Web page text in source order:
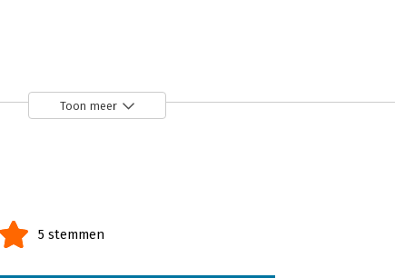
Rupert Parker Brady is stevige kost die zeker naar meer
Toon meer
5 stemmen